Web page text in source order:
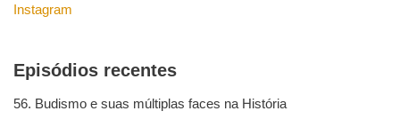
Instagram
Episódios recentes
56. Budismo e suas múltiplas faces na História